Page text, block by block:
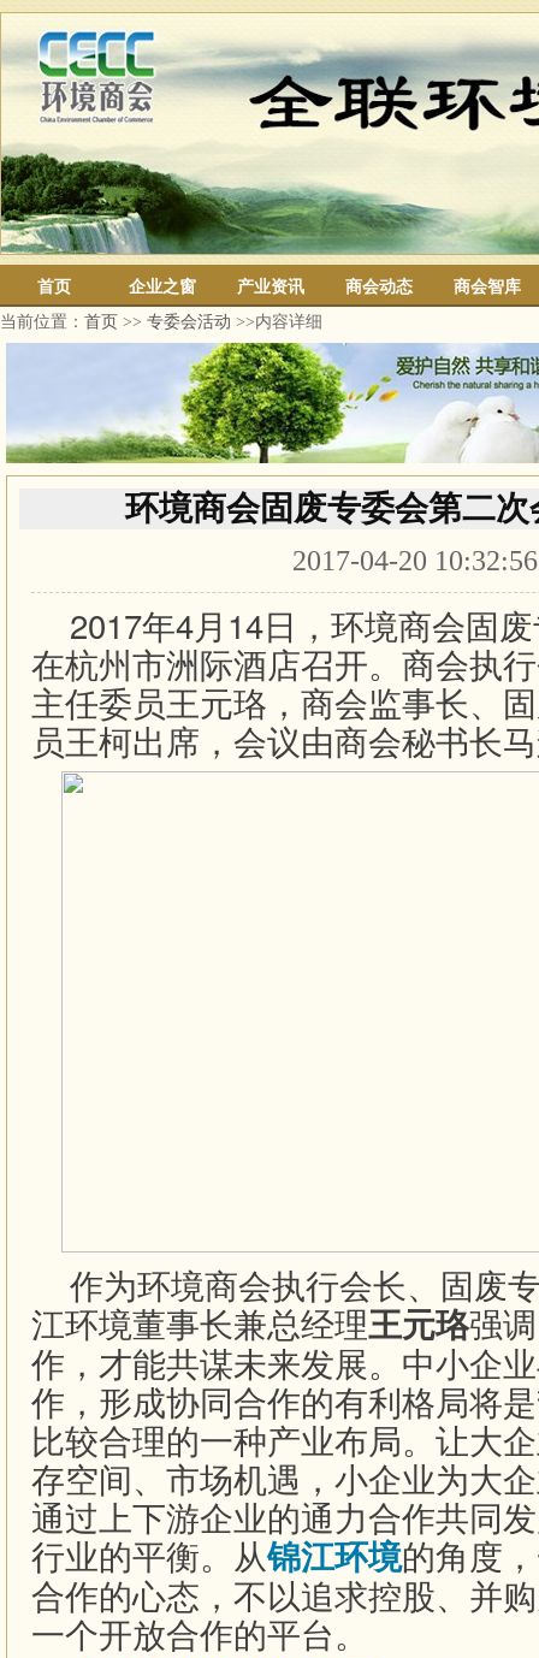
首页 企业之窗 产业资讯 商会动态
商会智库
当前位置： 首页 >> 专委会活动 >>内容详细
环境商会固废专委会第二
2017-04-20
2017年4月14日，环境商会固
在杭州市洲际酒店召开。商会执
主任委员王元珞，商会监事长、
员王柯出席，会议由商会秘书长
作为环境商会执行会长、固废
江环境董事长兼总经理王元珞强
作，才能共谋未来发展。中小企
作，形成协同合作的有利格局将
比较合理的一种产业布局。让大
存空间、市场机遇，小企业为大
通过上下游企业的通力合作共同
行业的平衡。从锦江环境的角度
合作的心态，不以追求控股、并
一个开放合作的平台。